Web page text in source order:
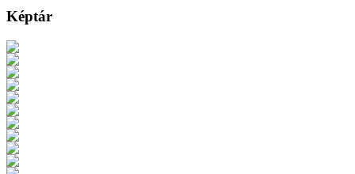
Képtár